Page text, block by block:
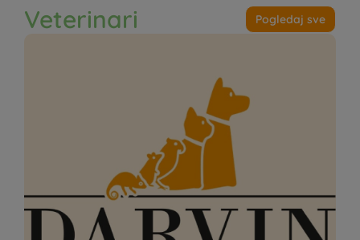
Veterinari Pogledaj sve